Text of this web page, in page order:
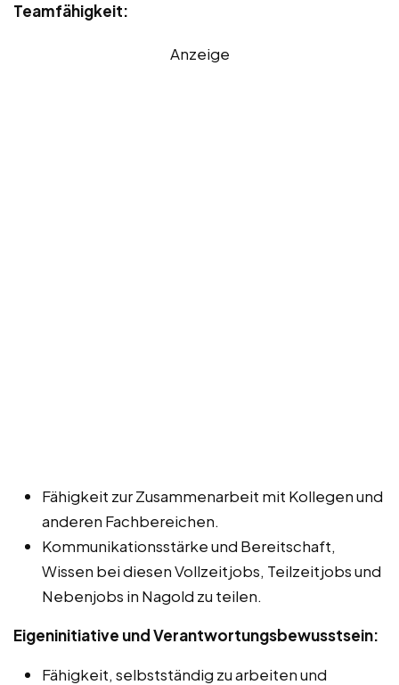
Teamfähigkeit:
Anzeige
Fähigkeit zur Zusammenarbeit mit Kollegen und
anderen Fachbereichen.
Kommunikationsstärke und Bereitschaft,
Wissen bei diesen Vollzeitjobs, Teilzeitjobs und
Nebenjobs in Nagold zu teilen.
Eigeninitiative und Verantwortungsbewusstsein:
Fähigkeit, selbstständig zu arbeiten und